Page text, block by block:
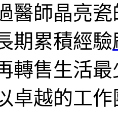
醫師晶亮瓷
期累積經驗
轉售生活
卓越的工